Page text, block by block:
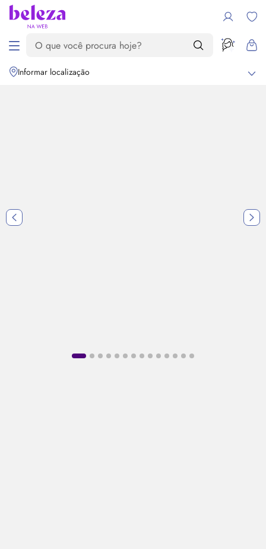
Informar localização